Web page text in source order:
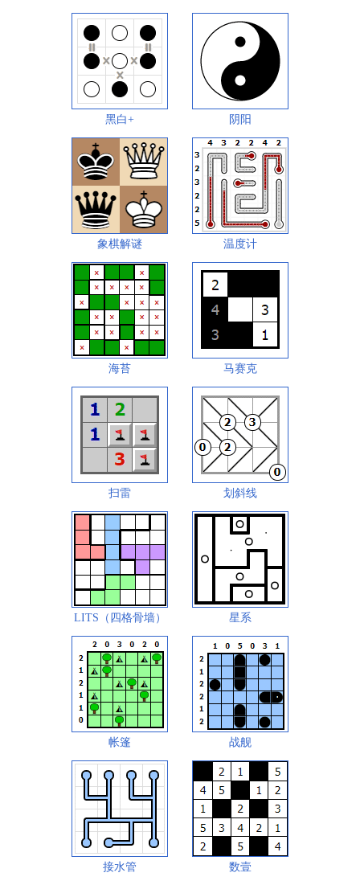
黑白+ 阴阳
象棋解谜 温度计
海苔 马赛克
扫雷 划斜线
LITS（四格骨墙） 星系
帐篷 战舰
接水管 数壹